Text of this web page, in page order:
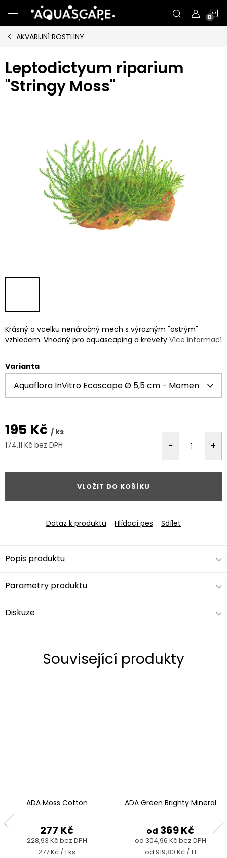
na
obsah
AKVARIJNÍ ROSTLINY
Leptodictyum riparium
"Stringy Moss"
Krásný a vcelku nenáročný mech s výrazným "ostrým"
vzhledem. Vhodný pro aquascaping a krevety Více informací
Varianta
195 Kč / ks
174,11 Kč bez DPH
VLOŽIT DO KOŠÍKU
Dotaz k produktu Hlídací pes Sdílet
Popis produktu
Parametry produktu
Diskuze
Související produkty
ADA Moss Cotton
228,93 Kč bez DPH
277 Kč
Měrná
277 Kč / 1 ks
ADA Green Brighty Mineral
od 304,96 Kč bez DPH
od 369 Kč
Měrná
od 919,80 Kč / 1 l